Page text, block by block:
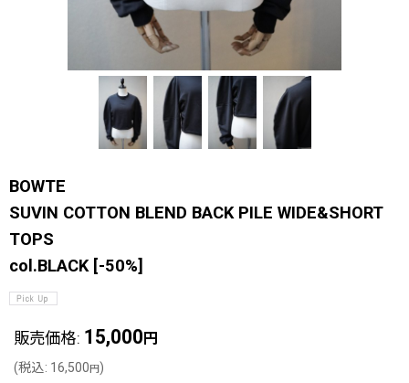
BOWTE
SUVIN COTTON BLEND BACK PILE WIDE&SHORT
TOPS
col.BLACK [-50%]
販売価格: 15,000 円
(税込: 16,500円)